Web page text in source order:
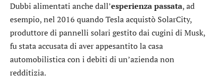
Dubbi alimentati anche dall’esperienzapassata, ad
esempio, nel 2016 quandoTeslaacquistò SolarCity,
produttore di pannelli solari gestito dai cugini di Musk,
fu stata accusata di aver appesantito la casa
automobilistica con i debiti di un’azienda non
redditizia.